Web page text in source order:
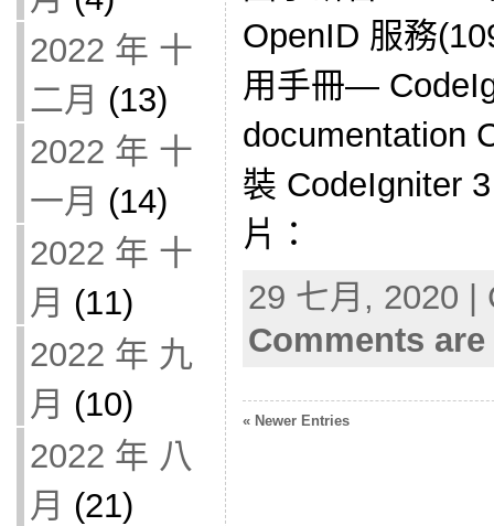
2022 年 十
二月 (13)
2022 年 十
一月 (14)
2022 年 十
月 (11)
2022 年 九
月 (10)
2022 年 八
月 (21)
OpenID 服務
用手冊—
documentation
裝 CodeIgniter
片：
29 七月, 2020
Comments
« Newer Entries